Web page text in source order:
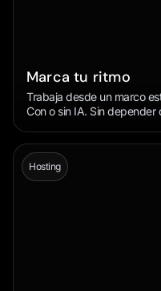
Marca tu ritmo
Trabaja desde un marco
Con o sin IA. Sin depender
Hosting